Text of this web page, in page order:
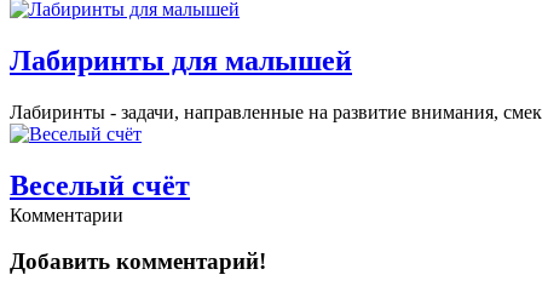
Лабиринты для малышей
Лабиринты - задачи, направленные на развитие внимания,
Веселый счёт
Комментарии
Добавить комментарий!